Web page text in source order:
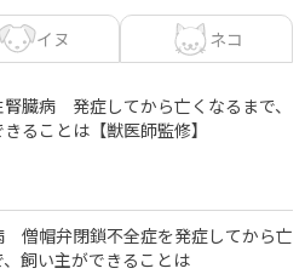
イヌ ネコ
腎臓病 発症してから亡くなるまで、
ることは【獣医師監修】
僧帽弁閉鎖不全症を発症してから亡
、飼い主ができることは